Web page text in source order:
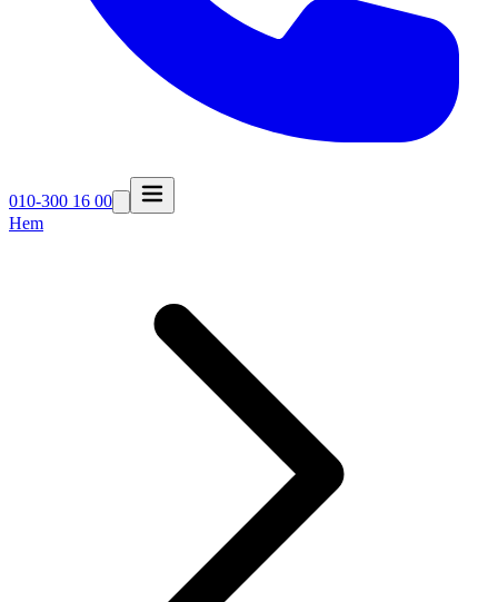
010-300 16 00
Hem